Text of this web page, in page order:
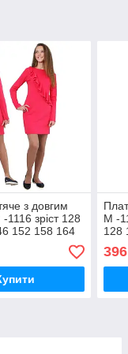
з довгим
зріст 128
152 158 164
М -
128
396